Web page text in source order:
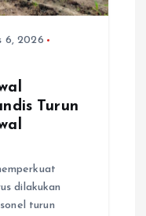
6, 2026
Turun
dilakukan
turun